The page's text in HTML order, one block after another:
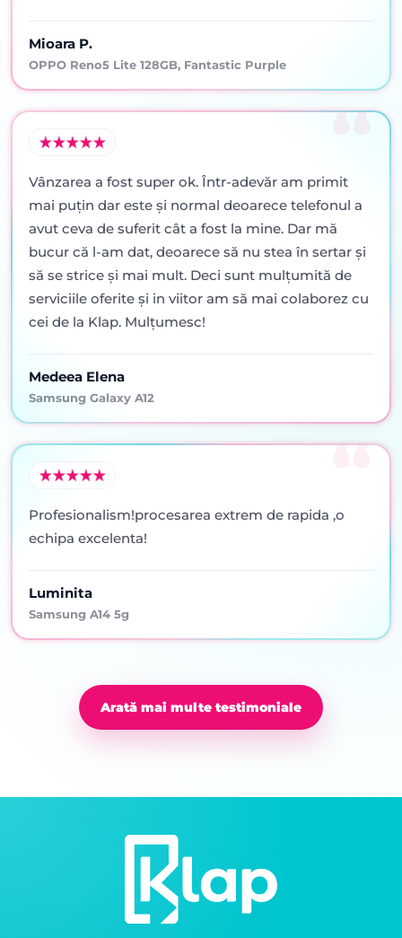
Mioara P.
OPPO Reno5 Lite 128GB, Fantastic Purple
Vânzarea a fost super ok. Într-adevăr am primit
mai puţin dar este şi normal deoarece telefonul a
avut ceva de suferit cât a fost la mine. Dar mă
bucur că l-am dat, deoarece să nu stea în sertar şi
să se strice şi mai mult. Deci sunt mulţumită de
serviciile oferite şi in viitor am să mai colaborez cu
cei de la Klap. Mulţumesc!
Medeea Elena
Samsung Galaxy A12
Profesionalism!procesarea extrem de rapida ,o
echipa excelenta!
Luminita
Samsung A14 5g
Arată mai multe testimoniale